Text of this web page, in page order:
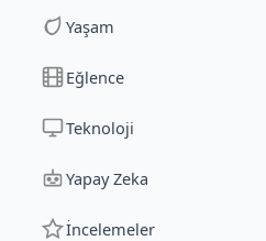
Yaşam
Eğlence
Teknoloji
Yapay Zeka
İncelemeler